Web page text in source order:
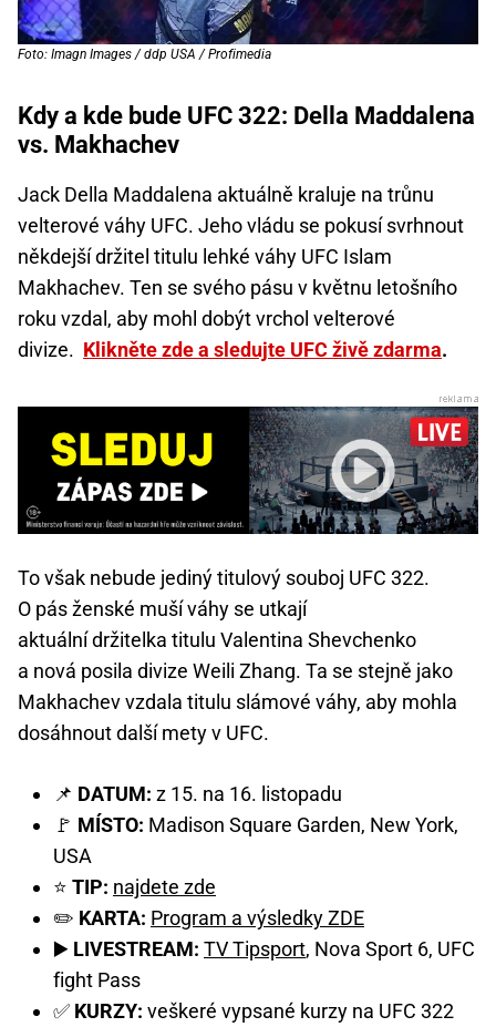
Foto: Imagn Images / ddp USA / Profimedia
Kdy a kde bude UFC 322: Della Maddalena
vs. Makhachev
Jack Della Maddalena aktuálně kraluje na trůnu
velterové váhy UFC. Jeho vládu se pokusí svrhnout
někdejší držitel titulu lehké váhy UFC Islam
Makhachev. Ten se svého pásu v květnu letošního
roku vzdal, aby mohl dobýt vrchol velterové
divize. Klikněte zde a sledujte UFC živě zdarma.
To však nebude jediný titulový souboj UFC 322.
O pás ženské muší váhy se utkají
aktuální držitelka titulu Valentina Shevchenko
a nová posila divize Weili Zhang. Ta se stejně jako
Makhachev vzdala titulu slámové váhy, aby mohla
dosáhnout další mety v UFC.
📌 DATUM: z 15. na 16. listopadu
🚩 MÍSTO: Madison Square Garden, New York,
USA
⭐ TIP: najdete zde
✏️ KARTA: Program a výsledky ZDE
▶️ LIVESTREAM: TV Tipsport, Nova Sport 6, UFC
fight Pass
✅ KURZY: veškeré vypsané kurzy na UFC 322